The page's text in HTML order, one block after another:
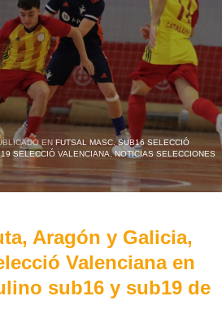
EN FUTSAL MASC. SUB16 SELECCIÓ
SELECCIÓ VALENCIANA,NOTICIAS SELECCIONES
Aragón y Galicia,
Valenciana en
sub16 y sub19 de